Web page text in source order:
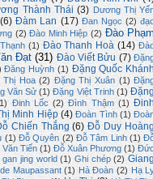
Thành Thái (3) Dương Thị
(6) Đàm Lan (17) Đan Ngọc (2)
(2) Đào Minh Hiệp (2) Đào
(1) Đào Thanh Hoà (14)
Đạt (31) Đào Viết Bửu (7)
Đăng Huỳnh (1) Đặng Quốc
Thị Hoa (2) Đặng Thị Xuân (1)
Văn Sử (1) Đặng Việt Trinh (1)
Đinh Lốc (2) Đình Thậm (1)
Minh Hiệp (4) Đoàn Tình (1)
Chiến Thắng (6) Đỗ Duy
(1) Đỗ Quyên (2) Đỗ Tâm Linh (1)
Tiến (1) Đỗ Xuân Phương (1)
gan jing world (1) Ghi chép (2)
Maupassant (1) Hà Đoàn (2) Hạ